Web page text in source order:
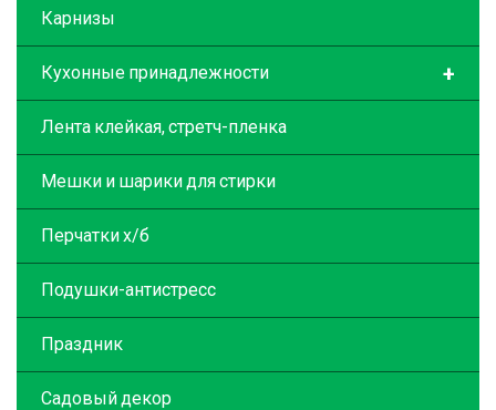
Карнизы
+
Кухонные принадлежности
Лента клейкая, стретч-пленка
Мешки и шарики для стирки
Перчатки х/б
Подушки-антистресс
Праздник
Садовый декор